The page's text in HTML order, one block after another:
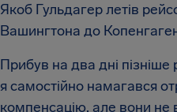
Якоб Гульдагер летів
Вашингтона до
Прибув на два дні
я самостійно намагався
компенсацію, але вони не